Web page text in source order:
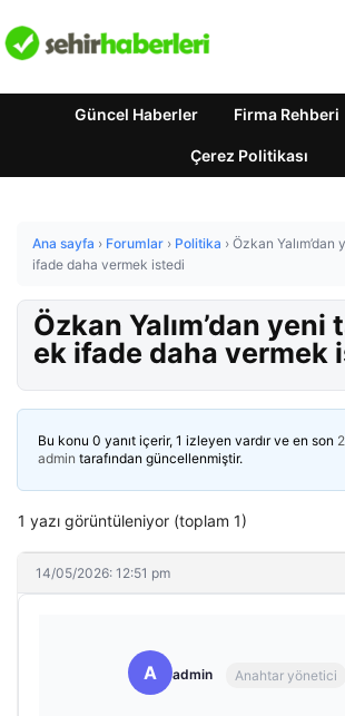
Güncel Haberler Firma Rehberi
Çerez Politikası
Ana sayfa › Forumlar › Politika › Özkan
ifade daha vermek istedi
Özkan Yalım’dan yeni
ek ifade daha vermek
Bu konu 0 yanıt içerir, 1 izleyen vardır ve en son
admin tarafından güncellenmiştir.
1 yazı görüntüleniyor (toplam 1)
14/05/2026: 12:51 pm
A admin Anahtar yönetici